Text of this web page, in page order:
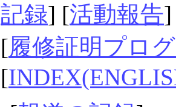
記録] [活動報告]
[履修証明プロ
[